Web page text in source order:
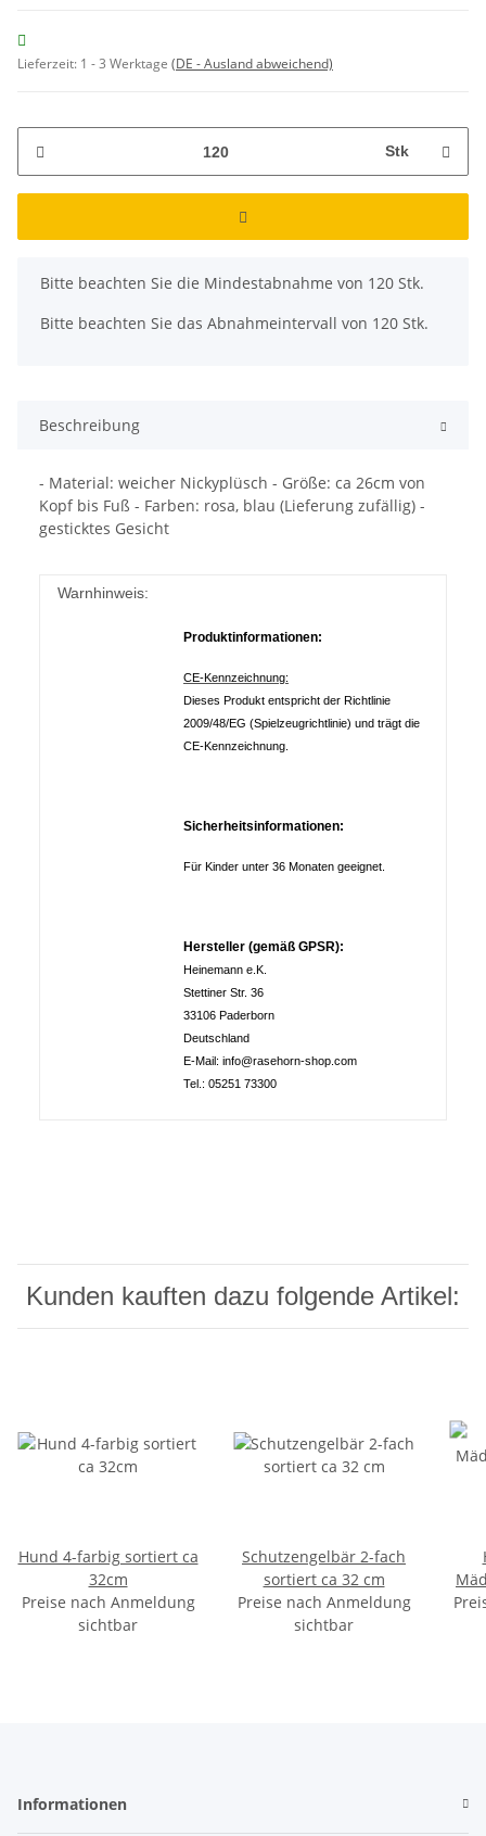
Lieferzeit: 1 - 3 Werktage (DE - Ausland abweichend)
Stk
x
Bitte beachten Sie die Mindestabnahme von 120 Stk.
Bitte beachten Sie das Abnahmeintervall von 120 Stk.
Beschreibung
- Material: weicher Nickyplüsch - Größe: ca 26cm von
Kopf bis Fuß - Farben: rosa, blau (Lieferung zufällig) -
gesticktes Gesicht
Warnhinweis:
Produktinformationen:
CE-Kennzeichnung:
Dieses Produkt entspricht der Richtlinie
2009/48/EG (Spielzeugrichtlinie) und trägt die
CE-Kennzeichnung.
Sicherheitsinformationen:
Für Kinder unter 36 Monaten geeignet.
Hersteller (gemäß GPSR):
Heinemann e.K.
Stettiner Str. 36
33106 Paderborn
Deutschland
E-Mail: info@rasehorn-shop.com
Tel.: 05251 73300
Kunden kauften dazu folgende Artikel:
Hund 4-farbig sortiert ca
32cm
Preise nach Anmeldung
sichtbar
Schutzengelbär 2-fach
sortiert ca 32 cm
Preise nach Anmeldung
sichtbar
Informationen